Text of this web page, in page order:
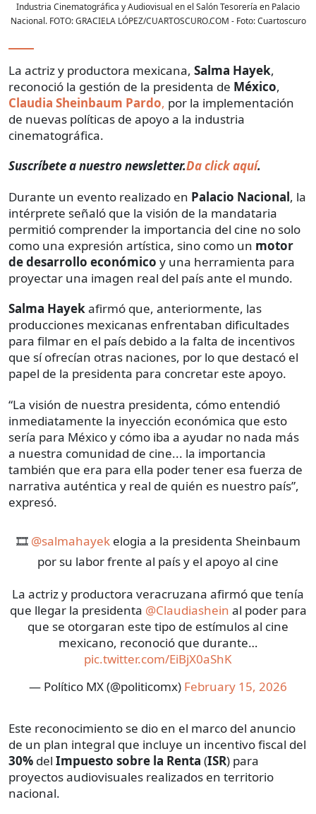
Industria Cinematográfica y Audiovisual en el Salón Tesorería en Palacio
Nacional. FOTO: GRACIELA LÓPEZ/CUARTOSCURO.COM - Foto:Cuartoscuro
La actriz y productora mexicana, Salma Hayek,
reconoció la gestión de la presidenta de México,
Claudia Sheinbaum Pardo, por la implementación
de nuevas políticas de apoyo a la industria
cinematográfica.
Suscríbete a nuestro newsletter.Da click aquí.
Durante un evento realizado en Palacio Nacional, la
intérprete señaló que la visión de la mandataria
permitió comprender la importancia del cine no solo
como una expresión artística, sino como un motor
de desarrollo económico y una herramienta para
proyectar una imagen real del país ante el mundo.
Salma Hayekafirmó que, anteriormente, las
producciones mexicanas enfrentaban dificultades
para filmar en el país debido a la falta de incentivos
que sí ofrecían otras naciones, por lo que destacó el
papel de la presidenta para concretar este apoyo.
“La visión de nuestra presidenta, cómo entendió
inmediatamente la inyección económica que esto
sería para México y cómo iba a ayudar no nada más
a nuestra comunidad de cine... la importancia
también que era para ella poder tener esa fuerza de
narrativa auténtica y real de quién es nuestro país”,
expresó.
🎞️ @salmahayekelogia a la presidenta Sheinbaum
por su labor frente al país y el apoyo al cine
La actriz y productora veracruzana afirmó que tenía
que llegar la presidenta @Claudiashein al poder para
que se otorgaran este tipo de estímulos al cine
mexicano, reconoció que durante…
pic.twitter.com/EiBjX0aShK
— Político MX (@politicomx) February 15, 2026
Este reconocimiento se dio en el marco del anuncio
de un plan integral que incluye un incentivo fiscal del
30% del Impuesto sobre la Renta (ISR) para
proyectos audiovisuales realizados en territorio
nacional.